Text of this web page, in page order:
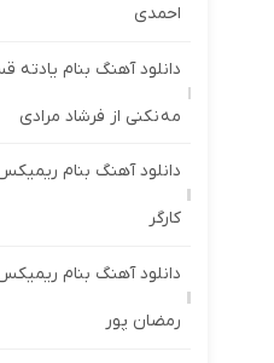
احمدی
دانلود آهنگ بنام
مه نکنی از فرشاد مرادی
دانلود آهنگ بنام
کارگر
دانلود آهنگ بنام
رمضان پور